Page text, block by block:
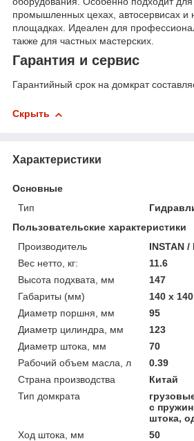
промышленных цехах, автосервисах и
площадках. Идеален для
также для частных мастерских.
Гарантия и сервис
Гарантийный срок на домкрат
Скрыть
Характеристики
Основные
Тип
Пользовательские характеристики
Производитель
INSTAN /
Вес нетто, кг:
11.6
Высота подхвата, мм
147
Габариты (мм)
140 х
Диаметр поршня, мм
95
Диаметр цилиндра, мм
123
Диаметр штока, мм
70
Рабочий объем масла, л
0.39
Страна производства
Китай
Тип домкрата
с
штока,
Ход штока, мм
50